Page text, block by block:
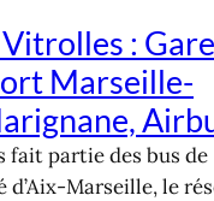
: Gare
Marseille-
fait partie des bus de
Marseille, le